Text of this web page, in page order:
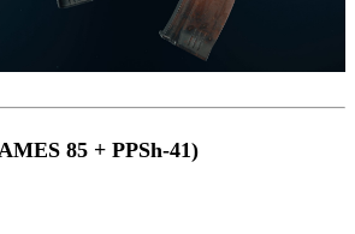
85 + PPSh-41)